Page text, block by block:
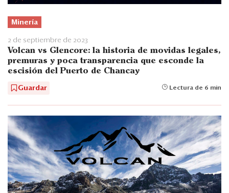
Minería
2 de septiembre de 2023
Volcan vs Glencore: la historia de movidas legales,
premuras y poca transparencia que esconde la
escisión del Puerto de Chancay
Guardar Lectura de 6 min